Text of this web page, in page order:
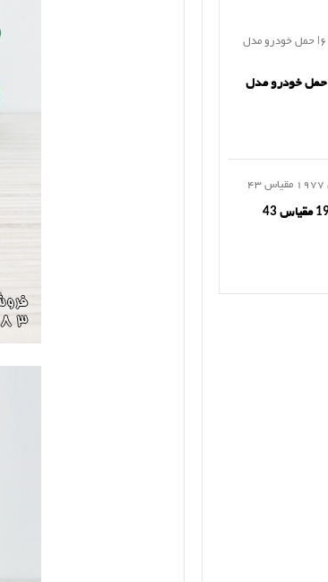
ماکت مرسدس بنز l608d حمل خودرو مدل